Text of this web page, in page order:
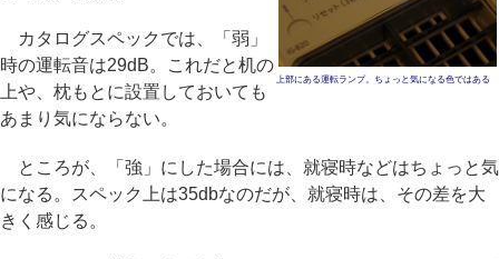
上部にある運転ランプ。ちょっと気になる色ではある
カタログスペックでは、「弱」
時の運転音は29dB。これだと机の
上や、枕もとに設置しておいても
あまり気にならない。
ところが、「強」にした場合には、就寝時などはちょっと気
になる。スペック上は35dbなのだが、就寝時は、その差を大
きく感じる。